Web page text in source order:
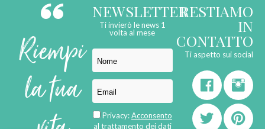
Riempi
la tua
NEWSLETTER
Ti invierò le news 1
volta al mese
Privacy:Acconsento
al trattamento dei dati
RESTIAMO
IN
CONTATTO
Ti aspetto sui social